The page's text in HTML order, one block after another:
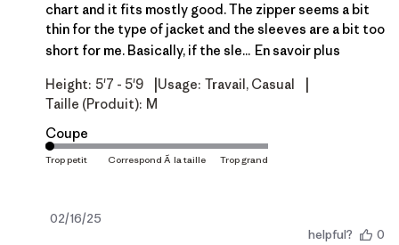
chart and it fits mostly good. The zipper seems a bit
thin for the type of jacket and the sleeves are a bit too
short for me. Basically, if the sle... En savoir plus
Height: 5'7 - 5'9 Usage: Travail, Casual
Taille (produit): M
Coupe
Date
02/16/25
helpful?
0